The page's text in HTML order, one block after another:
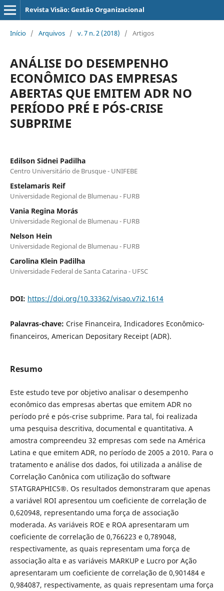
Revista Visão: Gestão Organizacional
Início / Arquivos / v. 7 n. 2 (2018) / Artigos
ANÁLISE DO DESEMPENHO
ECONÔMICO DAS EMPRESAS
ABERTAS QUE EMITEM ADR NO
PERÍODO PRÉ E PÓS-CRISE
SUBPRIME
Edilson Sidnei Padilha
Centro Universitário de Brusque - UNIFEBE
Estelamaris Reif
Universidade Regional de Blumenau - FURB
Vania Regina Morás
Universidade Regional de Blumenau - FURB
Nelson Hein
Universidade Regional de Blumenau - FURB
Carolina Klein Padilha
Universidade Federal de Santa Catarina - UFSC
DOI: https://doi.org/10.33362/visao.v7i2.1614
Palavras-chave: Crise Financeira, Indicadores Econômico-
financeiros, American Depositary Receipt (ADR).
Resumo
Este estudo teve por objetivo analisar o desempenho
econômico das empresas abertas que emitem ADR no
período pré e pós-crise subprime. Para tal, foi realizada
uma pesquisa descritiva, documental e quantitativa. A
amostra compreendeu 32 empresas com sede na América
Latina e que emitem ADR, no período de 2005 a 2010. Para o
tratamento e análise dos dados, foi utilizada a análise de
Correlação Canônica com utilização do software
STATGRAPHICS®. Os resultados demonstraram que apenas
a variável ROI apresentou um coeficiente de correlação de
0,620948, representando uma força de associação
moderada. As variáveis ROE e ROA apresentaram um
coeficiente de correlação de 0,766223 e 0,789048,
respectivamente, as quais representam uma força de
associação alta e as variáveis MARKUP e Lucro por Ação
apresentaram um coeficiente de correlação de 0,901484 e
0,984087, respectivamente, as quais representam uma força